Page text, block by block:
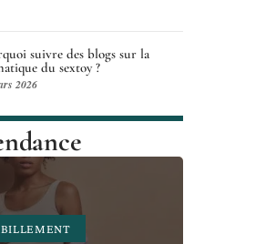
suivre des blogs sur la
du sextoy ?
2026